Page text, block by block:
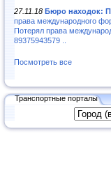
27.11.18 Бюро находок:
права международного
Потерял права
89375943579 ..
Посмотреть все
Транспортные порталы